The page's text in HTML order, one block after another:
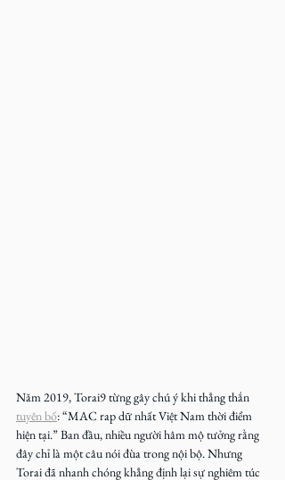
Năm 2019, Torai9 từng gây chú ý khi thẳng thắn
tuyên bố: “MAC rap dữ nhất Việt Nam thời điểm
hiện tại.” Ban đầu, nhiều người hâm mộ tưởng rằng
đây chỉ là một câu nói đùa trong nội bộ. Nhưng
Torai đã nhanh chóng khẳng định lại sự nghiêm túc